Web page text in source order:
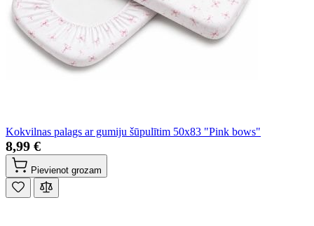
Kokvilnas palags ar gumiju šūpulītim 50x83 "Pink bows"
8,99 €
Pievienot grozam